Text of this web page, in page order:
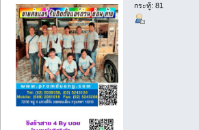
กระทู้: 81